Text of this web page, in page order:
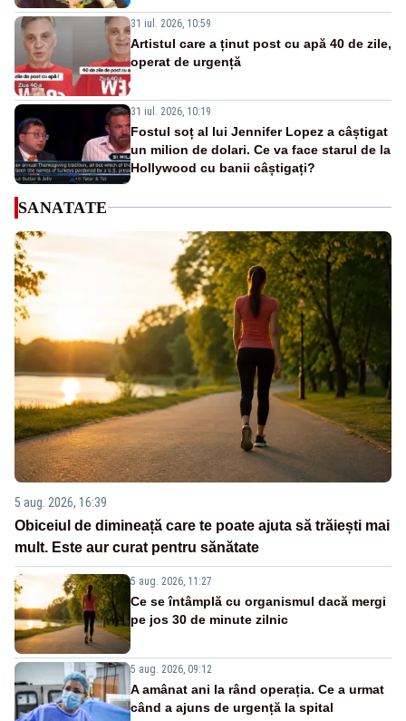
31 iul. 2026, 10:59
Artistul care a ținut post cu apă 40 de zile,
operat de urgență
31 iul. 2026, 10:19
Fostul soț al lui Jennifer Lopez a câștigat
un milion de dolari. Ce va face starul de la
Hollywood cu banii câștigați?
SANATATE
5 aug. 2026, 16:39
Obiceiul de dimineață care te poate ajuta să trăiești mai
mult. Este aur curat pentru sănătate
5 aug. 2026, 11:27
Ce se întâmplă cu organismul dacă mergi
pe jos 30 de minute zilnic
5 aug. 2026, 09:12
A amânat ani la rând operația. Ce a urmat
când a ajuns de urgență la spital